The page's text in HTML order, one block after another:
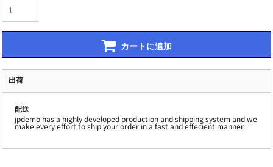
カートに追加
出荷
配送
jpdemo has a highly developed production and shipping system and we
make every effort to ship your order in a fast and effecient manner.